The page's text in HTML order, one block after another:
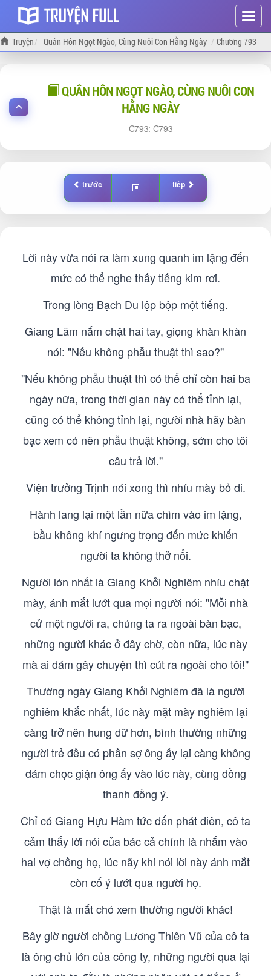
Hiện
menu
Truyện Quân Hôn Ngọt Ngào, Cùng Nuôi Con Hằng Ngày Chương 793
QUÂN HÔN NGỌT NGÀO, CÙNG NUÔI CON
HẰNG NGÀY
793: 793
trước tiếp
Lời này vừa nói ra làm xung quanh im lặng đến
mức có thể nghe thấy tiếng kim rơi.
Trong lòng Bạch Du lộp bộp một tiếng.
Giang Lâm nắm chặt hai tay, giọng khàn khàn
nói: "Nếu không phẫu thuật thì sao?"
"Nếu không phẫu thuật thì có thể chỉ còn hai ba
ngày nữa, trong thời gian này có thể tỉnh lại,
cũng có thể không tỉnh lại, người nhà hãy bàn
bạc xem có nên phẫu thuật không, sớm cho tôi
câu trả lời."
Viện trưởng Trịnh nói xong thì nhíu mày bỏ đi.
Hành lang lại một lần nữa chìm vào im lặng,
bầu không khí ngưng trọng đến mức khiến
người ta không thở nổi.
Người lớn nhất là Giang Khởi Nghiêm nhíu chặt
mày, ánh mắt lướt qua mọi người nói: "Mỗi nhà
cử một người ra, chúng ta ra ngoài bàn bạc,
những người khác ở đây chờ, còn nữa, lúc này
mà ai dám gây chuyện thì cút ra ngoài cho tôi!"
Thường ngày Giang Khởi Nghiêm đã là người
nghiêm khắc nhất, lúc này mặt mày nghiêm lại
càng trở nên hung dữ hơn, bình thường những
người trẻ đều có phần sợ ông ấy lại càng không
dám chọc giận ông ấy vào lúc này, cùng đồng
thanh đồng ý.
Chỉ có Giang Hựu Hàm tức đến phát điên, cô ta
cảm thấy lời nói của bác cả chính là nhắm vào
hai vợ chồng họ, lúc nãy khi nói lời này ánh mắt
còn cố ý lướt qua người họ.
Thật là mắt chó xem thường người khác!
Bây giờ người chồng Lương Thiên Vũ của cô ta
là ông chủ lớn của công ty, những người qua lại